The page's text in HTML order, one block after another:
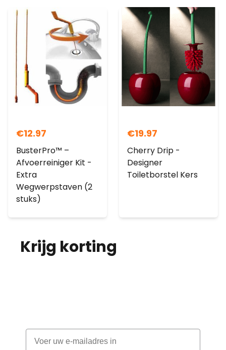
€12.97
BusterPro™ –
Afvoerreiniger Kit -
Extra
Wegwerpstaven (2
stuks)
€19.97
Cherry Drip -
Designer
Toiletborstel Kers
Krijg korting
Email